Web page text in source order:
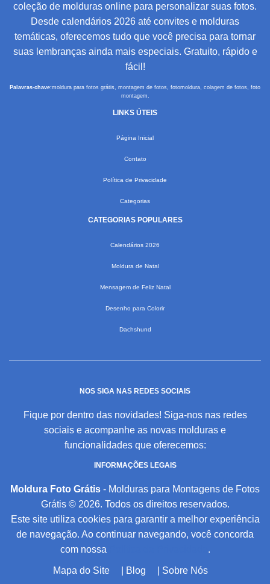
coleção de molduras online para personalizar suas fotos.
Desde calendários 2026 até convites e molduras
temáticas, oferecemos tudo que você precisa para tornar
suas lembranças ainda mais especiais. Gratuito, rápido e
fácil!
Palavras-chave:moldura para fotos grátis, montagem de fotos, fotomoldura, colagem de fotos, foto
montagem.
LINKS ÚTEIS
Página Inicial
Contato
Política de Privacidade
Categorias
CATEGORIAS POPULARES
Calendários 2026
Moldura de Natal
Mensagem de Feliz Natal
Desenho para Colorir
Dachshund
NOS SIGA NAS REDES SOCIAIS
Fique por dentro das novidades! Siga-nos nas redes
sociais e acompanhe as novas molduras e
funcionalidades que oferecemos:
INFORMAÇÕES LEGAIS
Moldura Foto Grátis - Molduras para Montagens de Fotos
Grátis © 2026. Todos os direitos reservados.
Este site utiliza cookies para garantir a melhor experiência
de navegação. Ao continuar navegando, você concorda
com nossa
.
Mapa do Site Blog Sobre Nós